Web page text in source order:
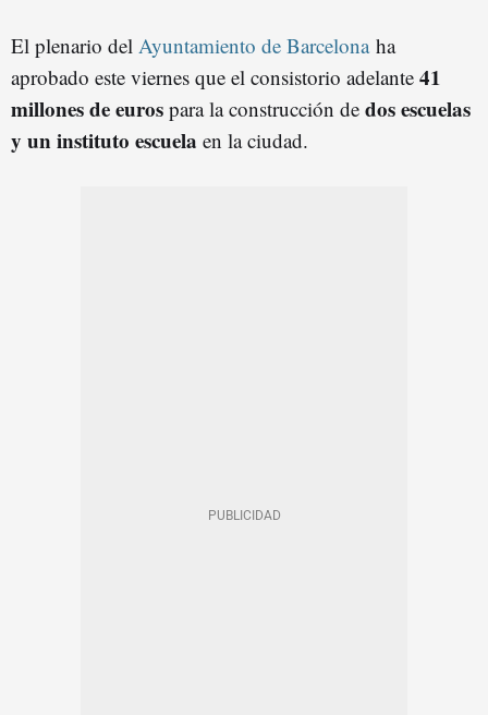
El plenario del Ayuntamiento de Barcelonaha
aprobado este viernes que el consistorio adelante 41
millones de euros para la construcción de dos escuelas
y un instituto escuela en la ciudad.